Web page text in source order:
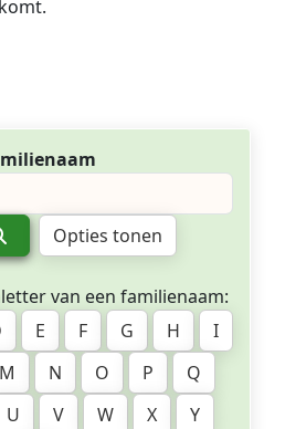
Opties tonen
van een familienaam:
E F G H
I
M N O P
Q
U V W X
Y